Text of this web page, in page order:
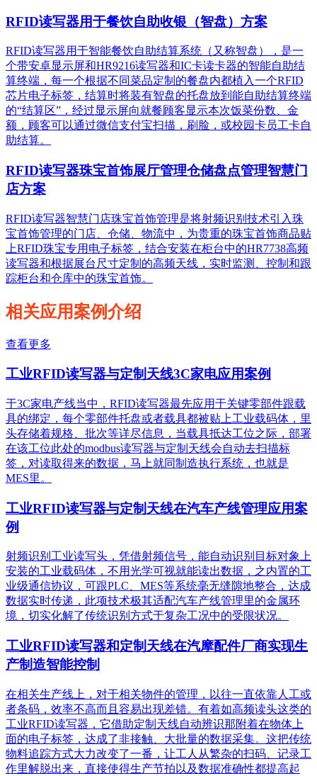
RFID读写器用于餐饮自助收银（智盘）方案
RFID读写器用于智能餐饮自助结算系统（又称智盘），是一
个带安卓显示屏和HR9216读写器和IC卡读卡器的智能自助结
算终端，每一个根据不同菜品定制的餐盘内都植入一个RFID
芯片电子标签，结算时将装有智盘的托盘放到能自助结算终端
的“结算区”，经过显示屏向就餐顾客显示本次饭菜份数、金
额，顾客可以通过微信支付宝扫描，刷脸，或校园卡员工卡自
助结算。
RFID读写器珠宝首饰展厅管理仓储盘点管理智慧门
店方案
RFID读写器智慧门店珠宝首饰管理是将射频识别技术引入珠
宝首饰管理的门店、仓储、物流中，为贵重的珠宝首饰商品贴
上RFID珠宝专用电子标签，结合安装在柜台中的HR7738高频
读写器和根据展台尺寸定制的高频天线，实时监测、控制和跟
踪柜台和仓库中的珠宝首饰。
相关应用案例介绍
查看更多
工业RFID读写器与定制天线3C家电应用案例
于3C家电产线当中，RFID读写器最先应用于关键零部件跟载
具的绑定，每个零部件托盘或者载具都被贴上工业载码体，里
头存储着规格、批次等详尽信息，当载具抵达工位之际，部署
在该工位此处的modbus读写器与定制天线会自动去扫描标
签，对读取得来的数据，马上就同制造执行系统，也就是
MES里。
工业RFID读写器与定制天线在汽车产线管理应用案
例
射频识别工业读写头，凭借射频信号，能自动识别目标对象上
安装的工业载码体，不用光学可视就能读出数据，之内置的工
业级通信协议，可跟PLC、MES等系统毫无缝隙地整合，达成
数据实时传递，此项技术极其适配汽车产线管理里的金属环
境，切实化解了传统识别方式于复杂工况中的受限状况。
工业RFID读写器和定制天线在汽摩配件厂商实现生
产制造智能控制
在相关生产线上，对于相关物件的管理，以往一直依靠人工或
者条码，效率不高而且容易出现差错。有着如高频读头这类的
工业RFID读写器，它借助定制天线自动辨识那附着在物体上
面的电子标签，达成了非接触、大批量的数据采集。这把传统
物料追踪方式大力改变了一番，让工人从繁杂的扫码、记录工
作里解脱出来，直接使得生产节拍以及数据准确性都提高起